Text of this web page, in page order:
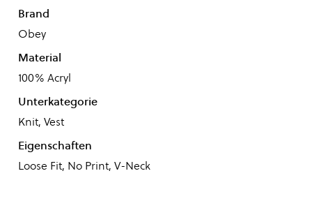
Brand
Obey
Material
100% Acryl
Unterkategorie
Knit, Vest
Eigenschaften
Loose Fit, No Print, V-Neck